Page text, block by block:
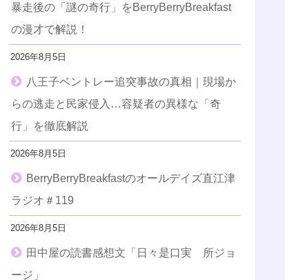
暴走後の「謎の奇行」をBerryBerryBreakfast
の漫才で解説！
2026年8月5日
八王子ベントレー追突事故の真相｜現場か
らの逃走と民家侵入…容疑者の異様な「奇
行」を徹底解説
2026年8月5日
BerryBerryBreakfastのオールデイズ直江津
ラジオ＃119
2026年8月5日
田中屋の読書感想文「日々是口実 所ジョ
ージ」